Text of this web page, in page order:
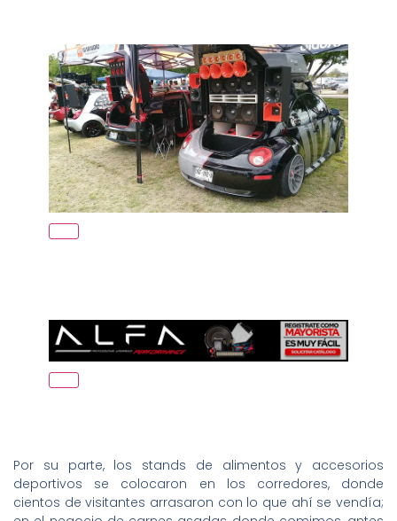
Por su parte, los stands de alimentos y accesorios
deportivos se colocaron en los corredores, donde
cientos de visitantes arrasaron con lo que ahí se vendía;